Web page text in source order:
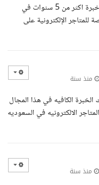
السلام عليكم ورحمه الله وبركاته أنا إيمان خبرة اكثر من 5 سنوات في
الإلكترونية على
منذ سنة
الكافيه في هذا المجال
الالكترونيه في السعوديه
منذ سنة